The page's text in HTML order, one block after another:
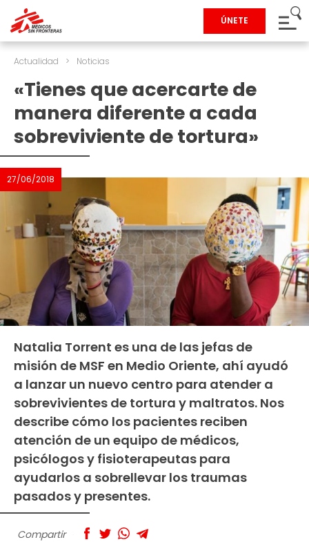
ÚNETE
Actualidad > Noticias
«Tienes que acercarte de
manera diferente a cada
sobreviviente de tortura»
27/06/2018
Natalia Torrent es una de las jefas de
misión de MSF en Medio Oriente, ahí ayudó
a lanzar un nuevo centro para atender a
sobrevivientes de tortura y maltratos. Nos
describe cómo los pacientes reciben
atención de un equipo de médicos,
psicólogos y fisioterapeutas para
ayudarlos a sobrellevar los traumas
pasados y presentes.
Compartir